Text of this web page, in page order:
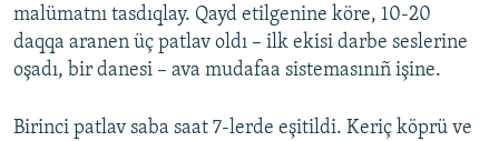
malümatnı tasdıqlay. Qayd etilgenine köre, 10-20
daqqa aranen üç patlav oldı – ilk ekisi darbe seslerine
oşadı, bir danesi – ava mudafaa sistemasınıñ işine.
Birinci patlav saba saat 7-lerde eşitildi. Keriç köprü ve